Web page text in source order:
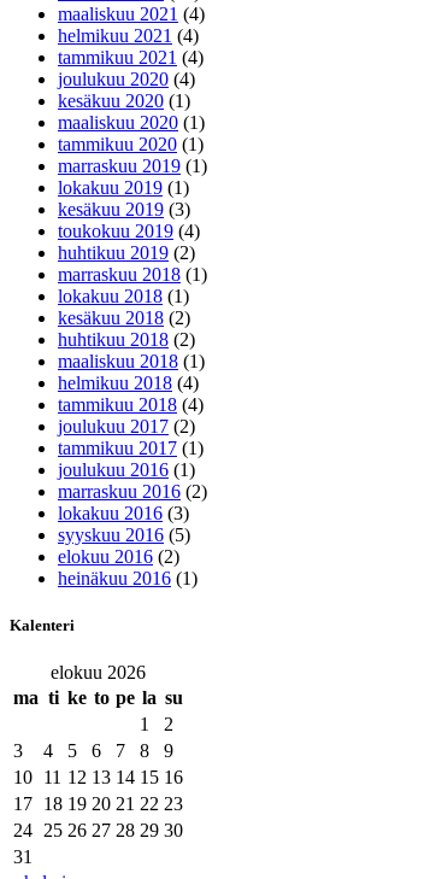
maaliskuu 2021 (4)
helmikuu 2021 (4)
tammikuu 2021 (4)
joulukuu 2020 (4)
kesäkuu 2020 (1)
maaliskuu 2020 (1)
tammikuu 2020 (1)
marraskuu 2019 (1)
lokakuu 2019 (1)
kesäkuu 2019 (3)
toukokuu 2019 (4)
huhtikuu 2019 (2)
marraskuu 2018 (1)
lokakuu 2018 (1)
kesäkuu 2018 (2)
huhtikuu 2018 (2)
maaliskuu 2018 (1)
helmikuu 2018 (4)
tammikuu 2018 (4)
joulukuu 2017 (2)
tammikuu 2017 (1)
joulukuu 2016 (1)
marraskuu 2016 (2)
lokakuu 2016 (3)
syyskuu 2016 (5)
elokuu 2016 (2)
heinäkuu 2016 (1)
Kalenteri
elokuu 2026
ma ti ke to pe la su
1
2
3
4 5 6 7 8
9
10 11 12 13 14 15 16
17 18 19 20 21 22 23
24 25 26 27 28 29 30
31